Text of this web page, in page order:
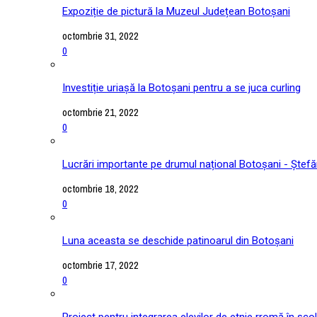
Expoziție de pictură la Muzeul Județean Botoșani
octombrie 31, 2022
0
Investiție uriașă la Botoșani pentru a se juca curling
octombrie 21, 2022
0
Lucrări importante pe drumul național Botoșani -
octombrie 18, 2022
0
Luna aceasta se deschide patinoarul din Botoșani
octombrie 17, 2022
0